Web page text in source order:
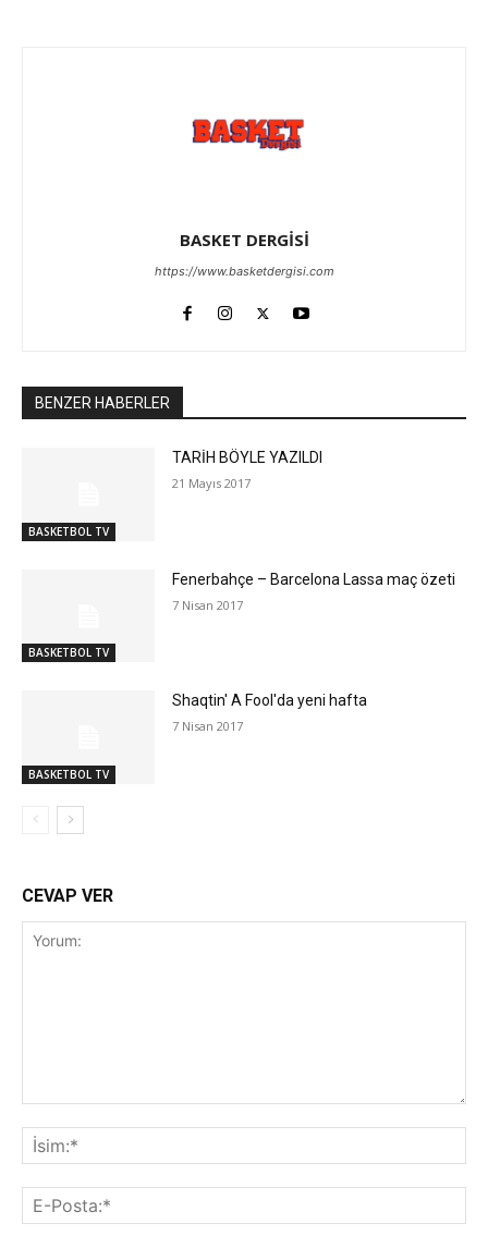
BASKET DERGİSİ
https://www.basketdergisi.com
BENZER HABERLER
BASKETBOL TV
TARİH BÖYLE YAZILDI
21 Mayıs 2017
BASKETBOL TV
Fenerbahçe – Barcelona Lassa maç özeti
7 Nisan 2017
BASKETBOL TV
Shaqtin' A Fool'da yeni hafta
7 Nisan 2017
CEVAP VER